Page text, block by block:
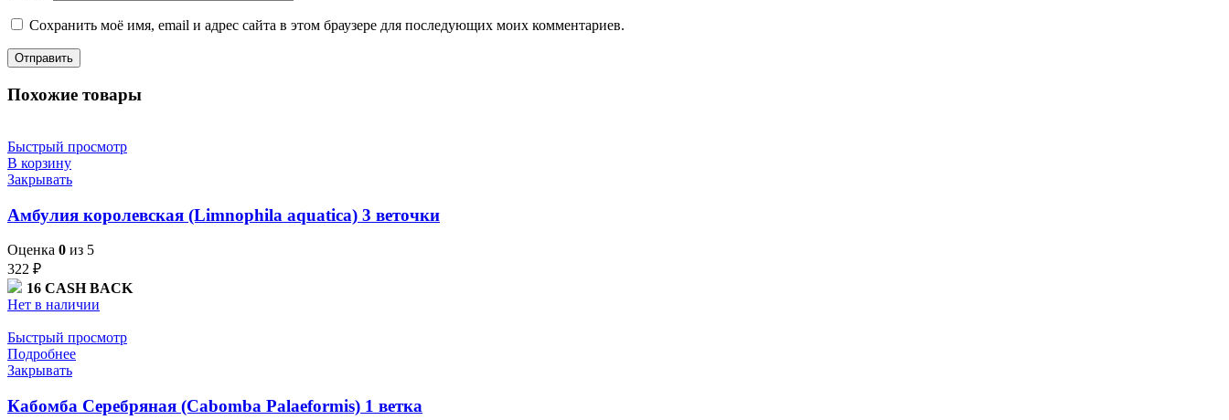
Сохранить моё имя, email и адрес сайта в этом браузере для последующих моих комментариев.
Похожие товары
Быстрый просмотр
В корзину
Закрывать
Амбулия королевская (Limnophila aquatica) 3 веточки
Оценка 0 из 5
322 ₽
16 CASH BACK
Нет в наличии
Быстрый просмотр
Подробнее
Закрывать
Кабомба Серебряная (Cabomba Palaeformis) 1 ветка